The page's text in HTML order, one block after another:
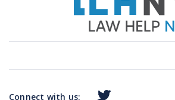
Connect with us: